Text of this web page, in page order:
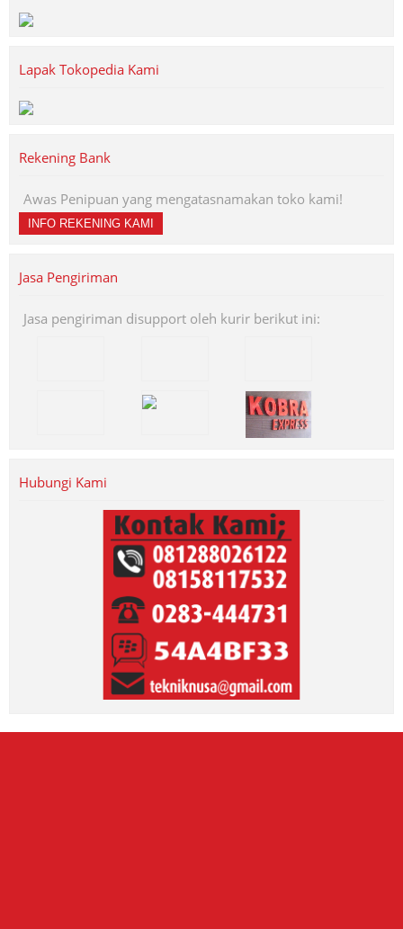
Lapak Tokopedia Kami
Rekening Bank
Awas Penipuan yang mengatasnamakan toko kami!
INFO REKENING KAMI
Jasa Pengiriman
Jasa pengiriman disupport oleh kurir berikut ini:
Hubungi Kami